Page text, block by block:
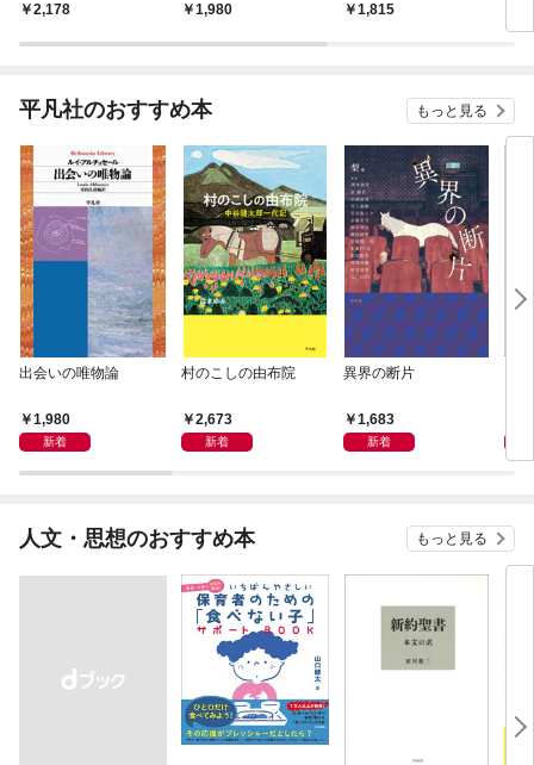
2,178 1,980
1,815
平凡社のおすすめ本 もっと見る
出会いの唯物論
1,980
新着
村のこしの由布院
2,673
新着
異界の断片
1,683
新着
人文・思想のおすすめ本 もっと見る